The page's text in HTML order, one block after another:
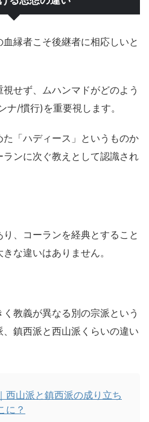
縁者こそ後継者に相応しいと
せず、ムハンマドがどのよう
ナ/慣行)を重要視します。
「ハディース」というものか
ンに次ぐ教えとして認識され
、コーランを経典とすること
な違いはありません。
く教義が異なる別の宗派という
鎮西派と西山派くらいの違い
西山派と鎮西派の成り立ち
に？